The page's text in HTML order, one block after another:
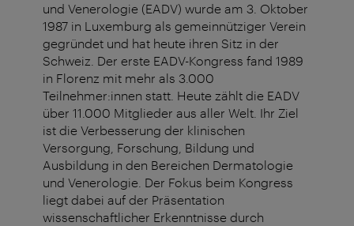
und Venerologie (EADV) wurde am 3. Oktober
1987 in Luxemburg als gemeinnütziger Verein
gegründet und hat heute ihren Sitz in der
Schweiz. Der erste EADV-Kongress fand 1989
in Florenz mit mehr als 3.000
Teilnehmer:innen statt. Heute zählt die EADV
über 11.000 Mitglieder aus aller Welt. Ihr Ziel
ist die Verbesserung der klinischen
Versorgung, Forschung, Bildung und
Ausbildung in den Bereichen Dermatologie
und Venerologie. Der Fokus beim Kongress
liegt dabei auf der Präsentation
wissenschaftlicher Erkenntnisse durch